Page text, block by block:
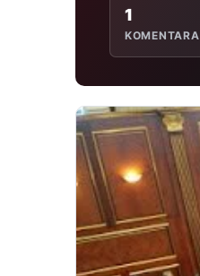
1
KOMENTARA